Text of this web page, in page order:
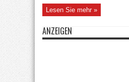
Lesen Sie mehr »
ANZEIGEN